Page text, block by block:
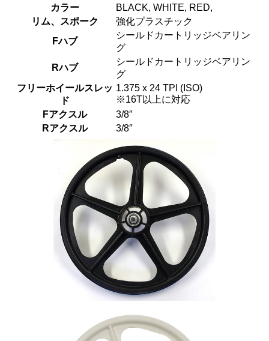
PASHLEY（パシュレー）
RITEWAY（ライトウェイ）
tern SURGE
tern SURGE PRO
カラー
BLACK, WHITE, RED,
リム、スポーク
強化プラスチック
Fハブ
シールドカートリッジベアリン
グ
Rハブ
シールドカートリッジベアリン
グ
フリーホイールスレッ
ド
1.375 x 24 TPI (ISO)
※16T以上に対応
Fアクスル
3/8″
Rアクスル
3/8″